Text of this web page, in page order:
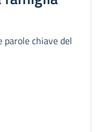
chiave del